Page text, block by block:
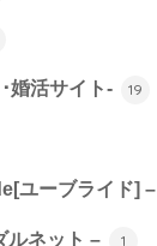
婚活サイト- 19
ユーブライド] –
ルネット – 1